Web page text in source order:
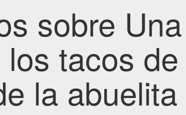
sobre
tacos
la abuelita